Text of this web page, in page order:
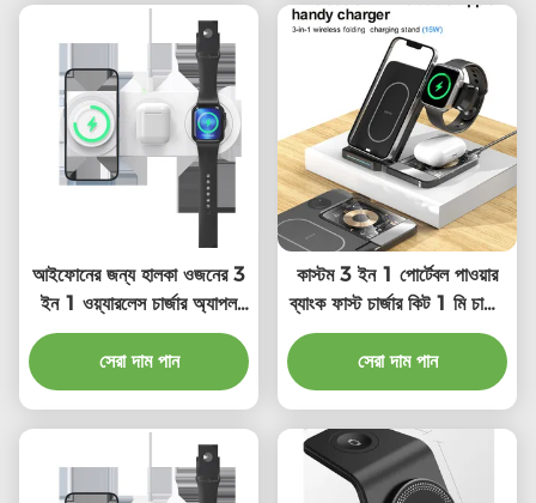
আইফোনের জন্য হালকা ওজনের 3
ইন 1 ওয়্যারলেস চার্জার অ্যাপল
ওয়াচ এয়ারপড
সেরা দাম পান
কাস্টম 3 ইন 1 পোর্টেবল পাওয়ার
ব্যাংক ফাস্ট চার্জার কিট 1 মি চার্জিং
ক্যাবল সহ
সেরা দাম পান